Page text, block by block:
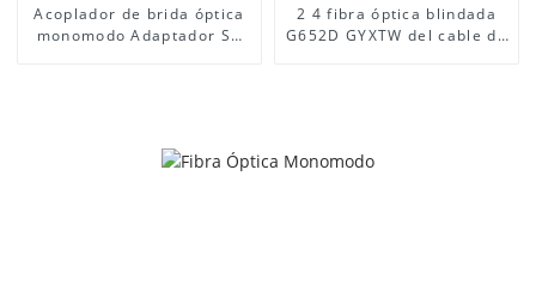
Acoplador de brida óptica
monomodo Adaptador SC
2 4 fibra óptica blindada
G652D GYXTW del cable de